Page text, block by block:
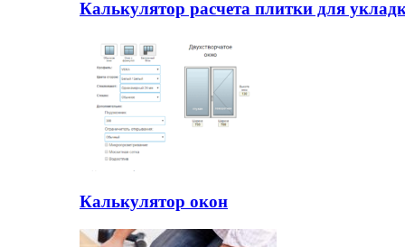
Калькулятор расчета плитки для
Калькулятор окон